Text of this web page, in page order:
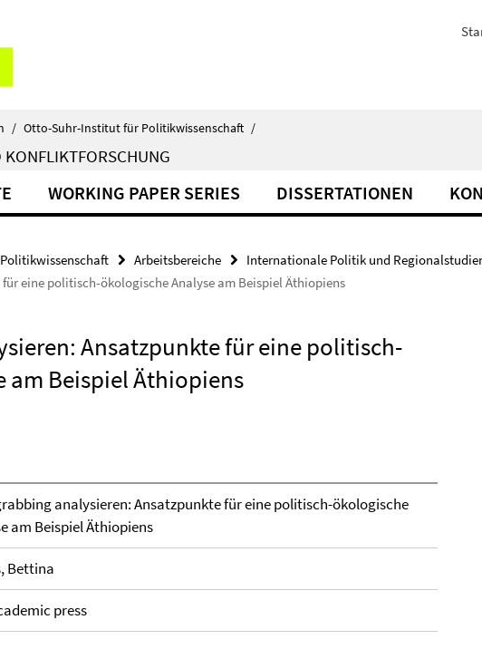
/ Otto-Suhr-Institut für Politikwissenschaft /
WORKING PAPER SERIES DISSERTATIONEN
Arbeitsbereiche Internationale Politik und
eine politisch-ökologische Analyse am Beispiel Äthiopiens
Ansatzpunkte für eine politisch-
am Beispiel Äthiopiens
analysieren: Ansatzpunkte für eine politisch-ökologische
am Beispiel Äthiopiens
Bettina
press